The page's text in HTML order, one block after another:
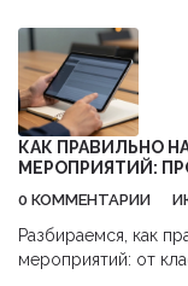
КАК ПРАВИЛЬНО
МЕРОПРИЯТИЙ:
0 КОММЕНТАРИИ
Разбираемся, как
мероприятий: от